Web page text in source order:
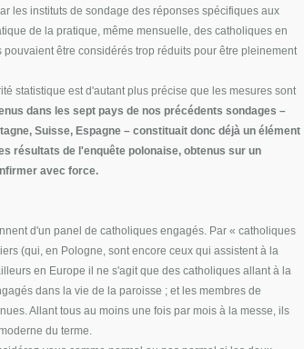
les instituts de sondage des réponses spécifiques aux
de la pratique, même mensuelle, des catholiques en
être considérés trop réduits pour être pleinement
statistique est d'autant plus précise que les mesures sont
dans les sept pays de nos précédents sondages –
Suisse, Espagne – constituait donc déjà un élément
résultats de l'enquête polonaise, obtenus sur un
avec force.
d'un panel de catholiques engagés. Par « catholiques
(qui, en Pologne, sont encore ceux qui assistent à la
en Europe il ne s'agit que des catholiques allant à la
dans la vie de la paroisse ; et les membres de
Allant tous au moins une fois par mois à la messe, ils
du terme.